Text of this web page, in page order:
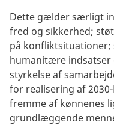
Dette gælder særligt
fred og sikkerhed;
på
humanitære indsatser
styrkelse af
for realisering af
fremme af kønnenes
grundlæggende